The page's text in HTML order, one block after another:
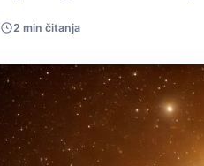
2 min čitanja